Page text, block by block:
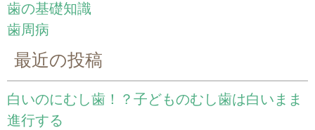
歯の基礎知識
歯周病
最近の投稿
白いのにむし歯！？子どものむし歯は白いまま
進行する